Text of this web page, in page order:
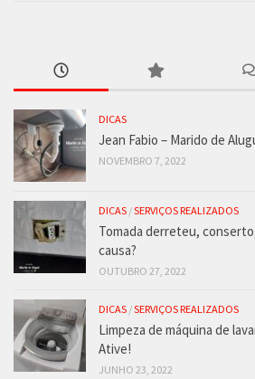
DICAS
Jean Fabio – Marido de
NOVEMBRO 7, 2022
DICAS /SERVIÇOS REALIZADOS
Tomada derreteu,
causa?
OUTUBRO 27, 2022
DICAS /SERVIÇOS REALIZADOS
Limpeza de máquina de
Ative!
JUNHO 23, 2022